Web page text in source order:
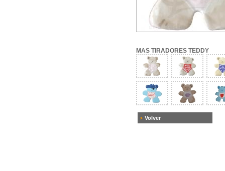
MAS TIRADORES TEDDY
Volver